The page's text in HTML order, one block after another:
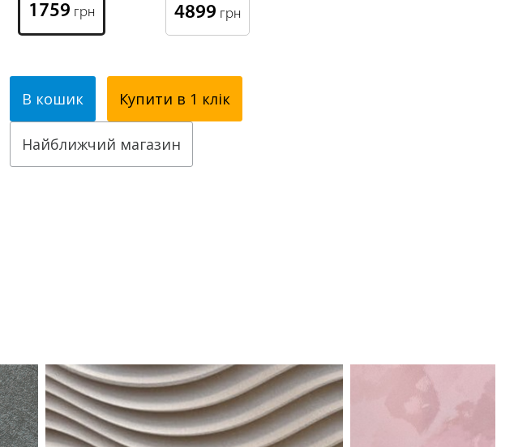
1759 грн 4899 грн
В кошик Купити в 1 клік
Найближчий магазин